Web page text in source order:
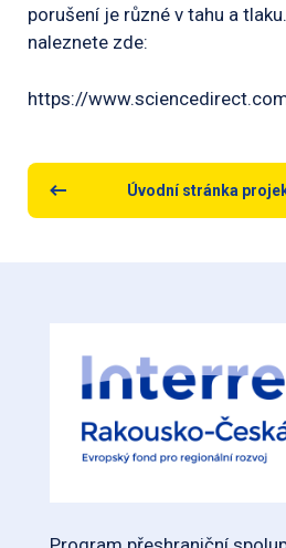
porušení je různé v tahu a
naleznete zde:
https://
Úvodní stránka